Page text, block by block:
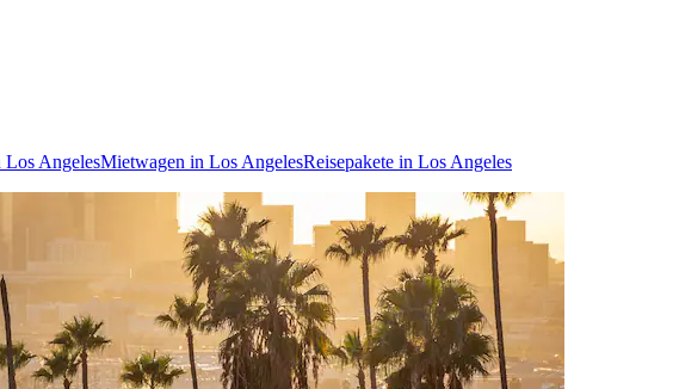
AngelesMietwagen in Los AngelesReisepakete in Los Angeles